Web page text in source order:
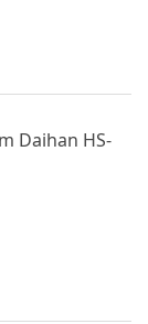
Daihan HS-